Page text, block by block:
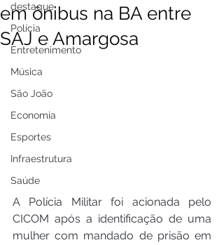
destaque
Polícia
Entretenimento
Música
São João
Economia
Esportes
Infraestrutura
Saúde
em ônibus na BA entre
SAJ e Amargosa
A Polícia Militar foi acionada pelo
CICOM após a identificação de uma
mulher com mandado de prisão em